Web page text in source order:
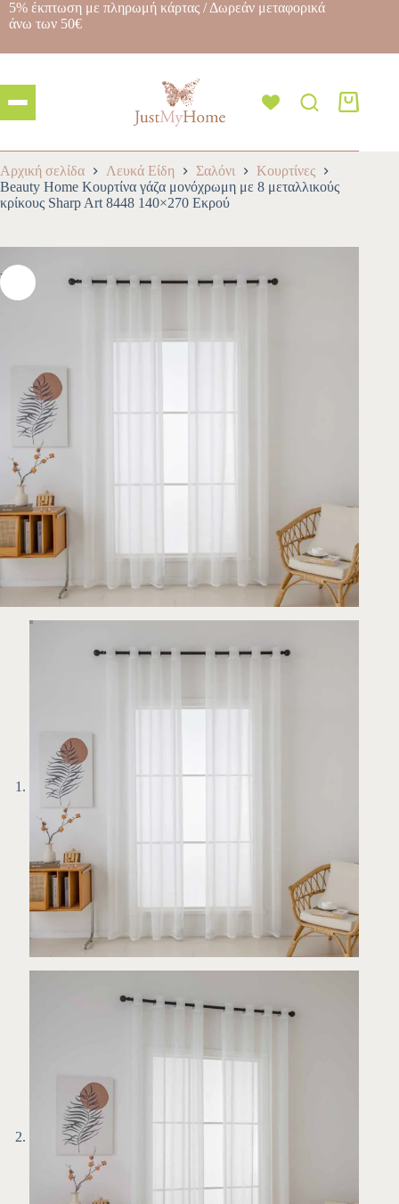
5% έκπτωση με πληρωμή κάρτας / Δωρεάν μεταφορικά
άνω των 50€
Αρχική σελίδα Λευκά Είδη Σαλόνι
Κουρτίνες
Beauty Home Κουρτίνα γάζα μονόχρωμη με 8 μεταλλικούς
κρίκους Sharp Art 8448 140×270 Εκρού
-10%